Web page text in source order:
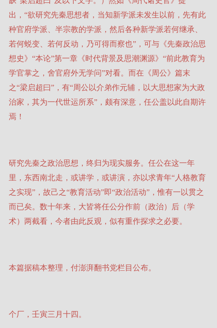
出，“欲研究先秦思想者，当知新学派未发生以前，先有此
种官府学派、半宗教的学派，然后各种新学派若何继承、
若何蜕变、若何反动，乃可得而察也”，可与《先秦政治思
想史》“本论”第一章《时代背景及思潮渊源》“前此教育为
学官掌之，舍官府外无学问”对看。而在《周公》篇末
之“梁启超曰”，有“周公以介弟作元辅，以大思想家为大政
治家，其为一代世运所系”，颇有深意，任公盖以此自期许
焉！
研究先秦之政治思想，终归为现实服务。任公在这一年
里，东西南北走，或讲学，或讲演，亦以求青年“人格教育
之实现”，故己之“教育活动”即“政治活动”，惟有一以贯之
而已矣。数十年来，大皆将任公分作前（政治）后（学
术）两截看，今者由此反观，似有重作探求之必要。
本篇据稿本整理，付澎湃翻书党栏目公布。
个厂，壬寅三月十四。